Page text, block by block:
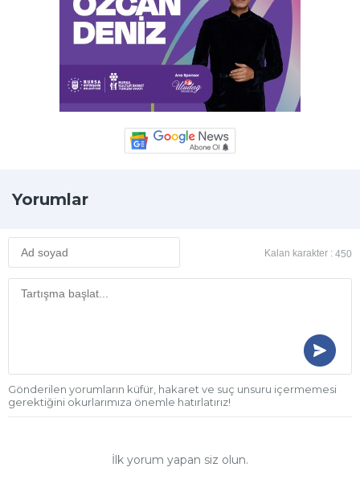
Yorumlar
Kalan karakter : 450
Gönderilen yorumların küfür, hakaret ve suç unsuru içermemesi
gerektiğini okurlarımıza önemle hatırlatırız!
İlk yorum yapan siz olun.